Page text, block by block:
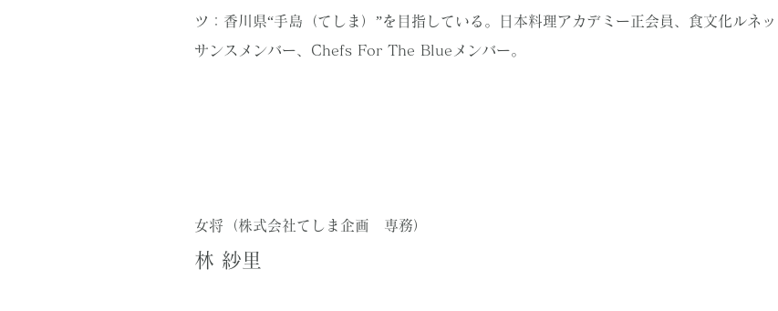
ツ：香川県“手島（てしま）”を目指している。日本料理アカデミー正会員、食文化ルネッ
サンスメンバー、Chefs For The Blueメンバー。
女将（株式会社てしま企画 専務）
林 紗里